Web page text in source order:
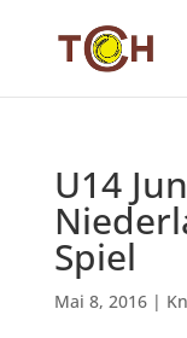
U14
Spiel
Mai 8, 2016|